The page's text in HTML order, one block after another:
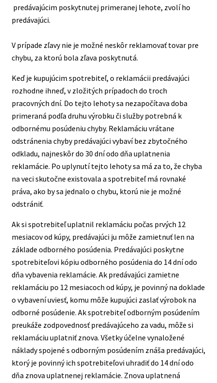
predávajúcim poskytnutej primeranej lehote, zvolí ho
predávajúci.
V prípade zľavy nie je možné neskôr reklamovať tovar pre
chybu, za ktorú bola zľava poskytnutá.
Keď je kupujúcim spotrebiteľ, o reklamácii predávajúci
rozhodne ihneď, v zložitých prípadoch do troch
pracovných dní. Do tejto lehoty sa nezapočítava doba
primeraná podľa druhu výrobku či služby potrebná k
odbornému posúdeniu chyby. Reklamáciu vrátane
odstránenia chyby predávajúci vybaví bez zbytočného
odkladu, najneskôr do 30 dní odo dňa uplatnenia
reklamácie. Po uplynutí tejto lehoty sa má za to, že chyba
na veci skutočne existovala a spotrebiteľ má rovnaké
práva, ako by sa jednalo o chybu, ktorú nie je možné
odstrániť.
Ak si spotrebiteľ uplatnil reklamáciu počas prvých 12
mesiacov od kúpy, predávajúci ju môže zamietnuť len na
základe odborného posúdenia. Predávajúci poskytne
spotrebiteľovi kópiu odborného posúdenia do 14 dní odo
dňa vybavenia reklamácie. Ak predávajúci zamietne
reklamáciu po 12 mesiacoch od kúpy, je povinný na doklade
o vybavení uviesť, komu môže kupujúci zaslať výrobok na
odborné posúdenie. Ak spotrebiteľ odborným posúdením
preukáže zodpovednosť predávajúceho za vadu, môže si
reklamáciu uplatniť znova. Všetky účelne vynaložené
náklady spojené s odborným posúdením znáša predávajúci,
ktorý je povinný ich spotrebiteľovi uhradiť do 14 dní odo
dňa znova uplatnenej reklamácie. Znova uplatnená